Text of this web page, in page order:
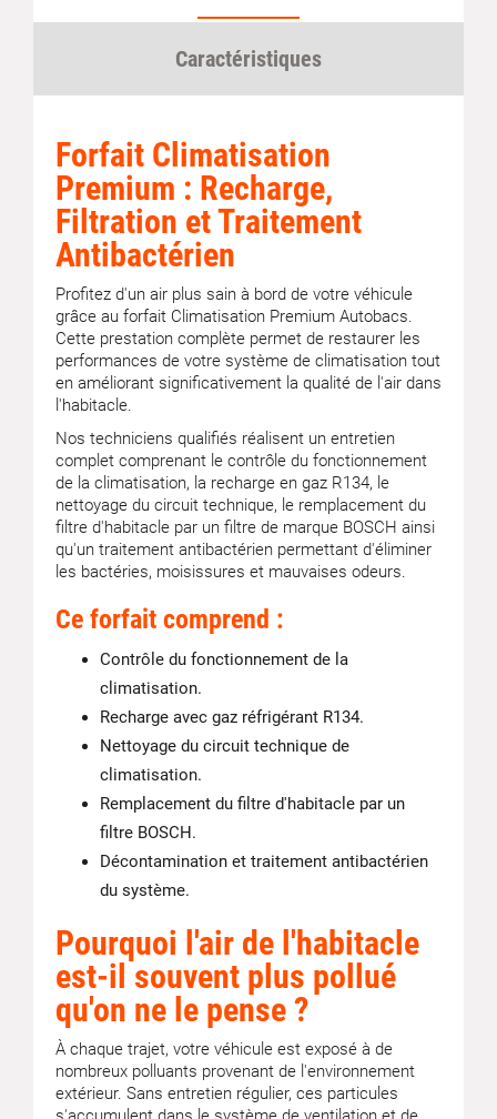
Caractéristiques
Forfait Climatisation
Premium : Recharge,
Filtration et Traitement
Antibactérien
Profitez d'un air plus sain à bord de votre véhicule
grâce au forfait Climatisation Premium Autobacs.
Cette prestation complète permet de restaurer les
performances de votre système de climatisation tout
en améliorant significativement la qualité de l'air dans
l'habitacle.
Nos techniciens qualifiés réalisent un entretien
complet comprenant le contrôle du fonctionnement
de la climatisation, la recharge en gaz R134, le
nettoyage du circuit technique, le remplacement du
filtre d'habitacle par un filtre de marque BOSCH ainsi
qu'un traitement antibactérien permettant d'éliminer
les bactéries, moisissures et mauvaises odeurs.
Ce forfait comprend :
Contrôle du fonctionnement de la
climatisation.
Recharge avec gaz réfrigérant R134.
Nettoyage du circuit technique de
climatisation.
Remplacement du filtre d'habitacle par un
filtre BOSCH.
Décontamination et traitement antibactérien
du système.
Pourquoi l'air de l'habitacle
est-il souvent plus pollué
qu'on ne le pense ?
À chaque trajet, votre véhicule est exposé à de
nombreux polluants provenant de l'environnement
extérieur. Sans entretien régulier, ces particules